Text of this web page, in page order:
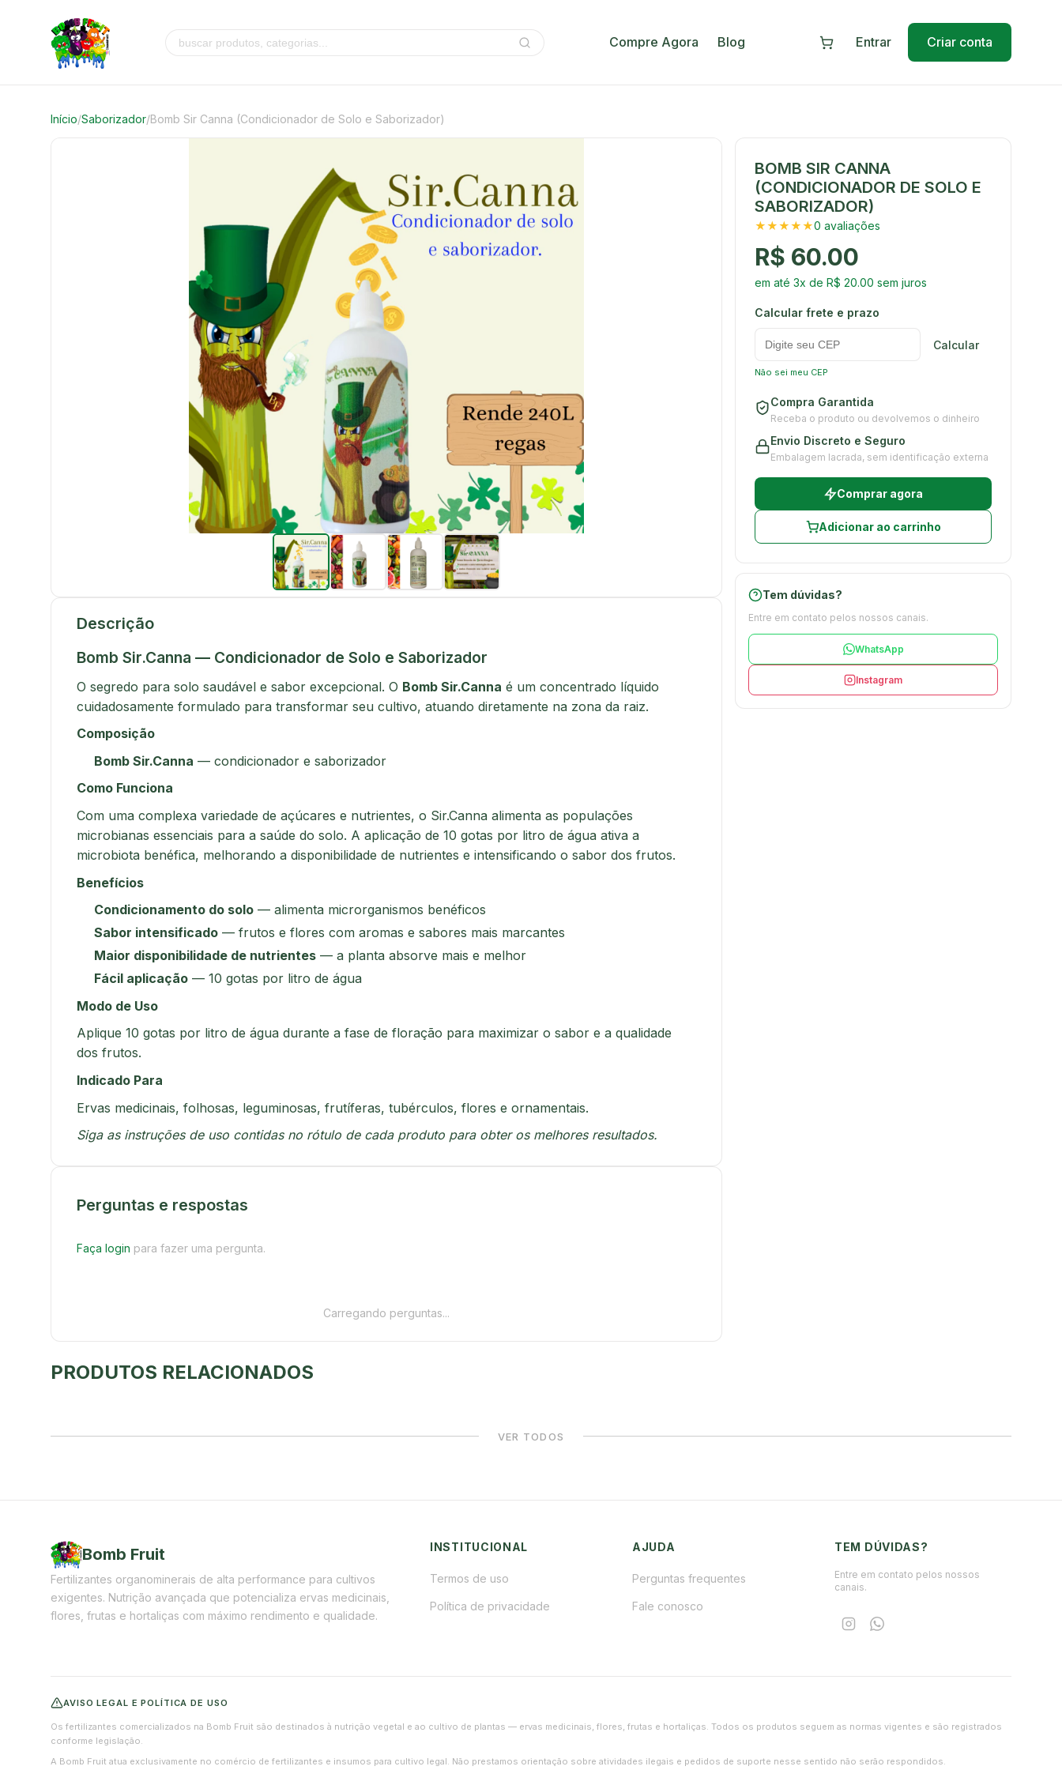
Compre Agora Blog Entrar Criar conta
Início/Saborizador/Bomb Sir Canna (Condicionador de Solo e Saborizador)
Descrição
Bomb Sir.Canna — Condicionador de Solo e Saborizador
O segredo para solo saudável e sabor excepcional. O Bomb Sir.Canna é um concentrado líquido
cuidadosamente formulado para transformar seu cultivo, atuando diretamente na zona da raiz.
Composição
Bomb Sir.Canna — condicionador e saborizador
Como Funciona
Com uma complexa variedade de açúcares e nutrientes, o Sir.Canna alimenta as populações
microbianas essenciais para a saúde do solo. A aplicação de 10 gotas por litro de água ativa a
microbiota benéfica, melhorando a disponibilidade de nutrientes e intensificando o sabor dos frutos.
Benefícios
Condicionamento do solo — alimenta microrganismos benéficos
Sabor intensificado — frutos e flores com aromas e sabores mais marcantes
Maior disponibilidade de nutrientes — a planta absorve mais e melhor
Fácil aplicação — 10 gotas por litro de água
Modo de Uso
Aplique 10 gotas por litro de água durante a fase de floração para maximizar o sabor e a qualidade
dos frutos.
Indicado Para
Ervas medicinais, folhosas, leguminosas, frutíferas, tubérculos, flores e ornamentais.
Siga as instruções de uso contidas no rótulo de cada produto para obter os melhores resultados.
Perguntas e respostas
Faça login para fazer uma pergunta.
Carregando perguntas...
BOMB SIR CANNA
(CONDICIONADOR DE SOLO E
SABORIZADOR)
★★★★★0 avaliações
R$ 60.00
em até 3x de R$ 20.00 sem juros
Calcular frete e prazo
Calcular
Não sei meu CEP
Compra Garantida
Receba o produto ou devolvemos o dinheiro
Envio Discreto e Seguro
Embalagem lacrada, sem identificação externa
Comprar agora
Adicionar ao carrinho
Tem dúvidas?
Entre em contato pelos nossos canais.
WhatsApp
Instagram
PRODUTOS RELACIONADOS
VER TODOS
Bomb Fruit
Fertilizantes organominerais de alta performance para cultivos
exigentes. Nutrição avançada que potencializa ervas medicinais,
flores, frutas e hortaliças com máximo rendimento e qualidade.
INSTITUCIONAL
Termos de uso
Política de privacidade
AJUDA
Perguntas frequentes
Fale conosco
TEM DÚVIDAS?
Entre em contato pelos nossos
canais.
AVISO LEGAL E POLÍTICA DE USO
Os fertilizantes comercializados na Bomb Fruit são destinados à nutrição vegetal e ao cultivo de plantas — ervas medicinais, flores, frutas e hortaliças. Todos os produtos seguem as normas vigentes e são registrados
conforme legislação.
A Bomb Fruit atua exclusivamente no comércio de fertilizantes e insumos para cultivo legal. Não prestamos orientação sobre atividades ilegais e pedidos de suporte nesse sentido não serão respondidos.